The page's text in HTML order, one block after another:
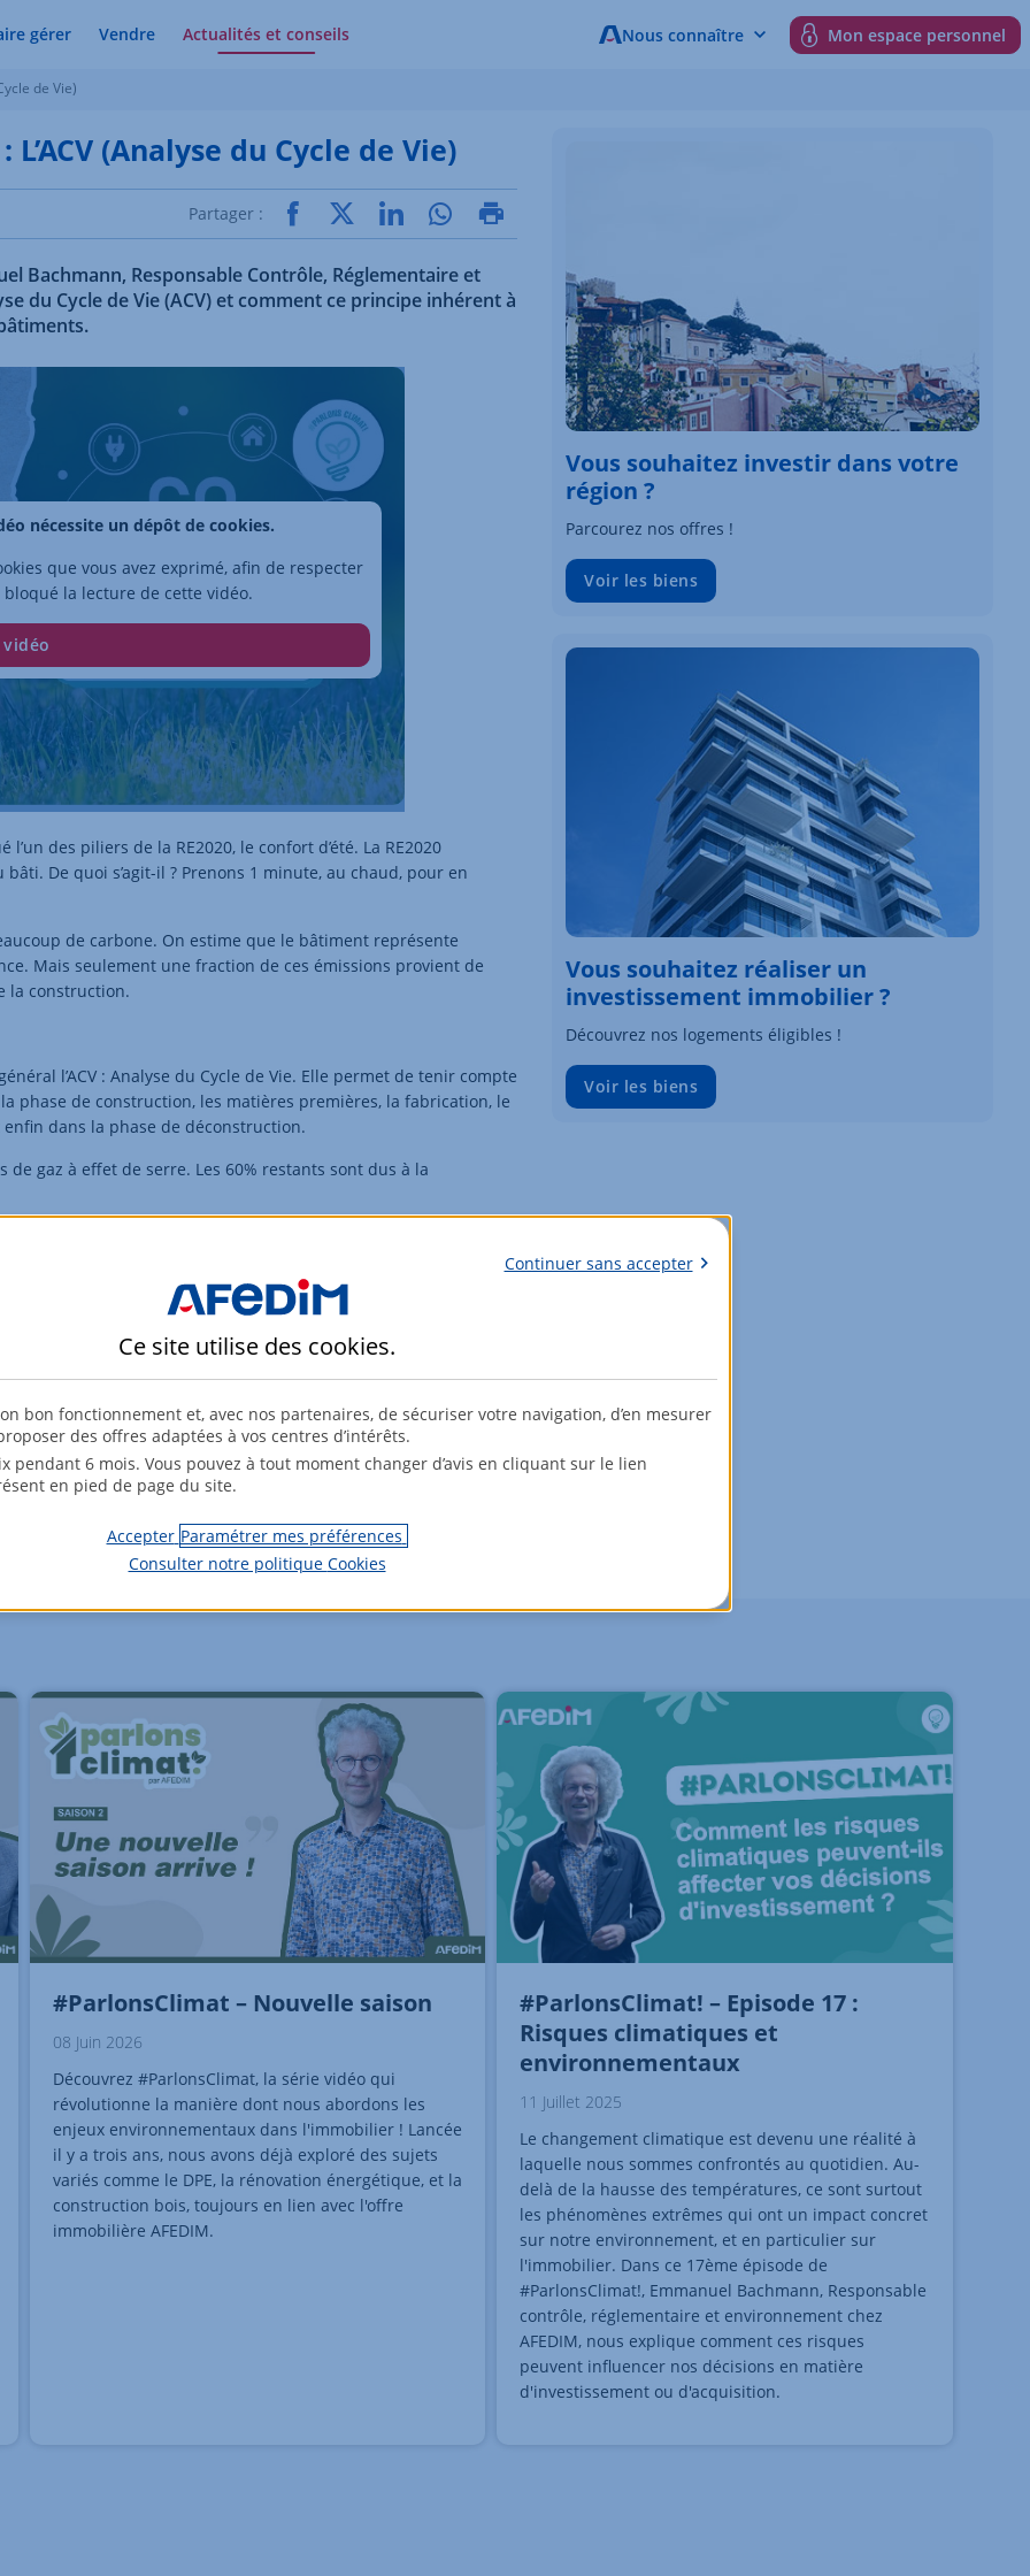
gérer Vendre Actualités et conseils Nous connaître Mon espace personnel
de Vie)
(Analyse du Cycle de Vie)
Partager :
Bachmann, Responsable Contrôle, Réglementaire et
du Cycle de Vie (ACV) et comment ce principe inhérent à
nécessite un dépôt de cookies.
que vous avez exprimé, afin de respecter
la lecture de cette vidéo.
des piliers de la RE2020, le confort d’été. La RE2020
De quoi s’agit-il ? Prenons 1 minute, au chaud, pour en
de carbone. On estime que le bâtiment représente
Mais seulement une fraction de ces émissions provient de
la construction.
l’ACV : Analyse du Cycle de Vie. Elle permet de tenir compte
phase de construction, les matières premières, la fabrication, le
dans la phase de déconstruction.
gaz à effet de serre. Les 60% restants sont dus à la
adaptés que d’autres pour atteindre cet objectif. Le bois par
Ça n’est pas la seule solution. Et cela n’est d’ailleurs pas
nous nous engageons à vous fournir toutes les informations sur
programmes que nous vous proposons.
Vous souhaitez investir dans votre
région ?
Parcourez nos offres !
Voir les biens
Vous souhaitez réaliser un
investissement immobilier ?
Découvrez nos logements éligibles !
Voir les biens
#ParlonsClimat – Nouvelle saison
08 Juin 2026
Découvrez #ParlonsClimat, la série vidéo qui
révolutionne la manière dont nous abordons les
enjeux environnementaux dans l'immobilier ! Lancée
il y a trois ans, nous avons déjà exploré des sujets
variés comme le DPE, la rénovation énergétique, et la
construction bois, toujours en lien avec l'offre
immobilière AFEDIM.
#ParlonsClimat! – Episode 17 :
Risques climatiques et
environnementaux
11 Juillet 2025
Le changement climatique est devenu une réalité à
laquelle nous sommes confrontés au quotidien. Au-
delà de la hausse des températures, ce sont surtout
les phénomènes extrêmes qui ont un impact concret
sur notre environnement, et en particulier sur
l'immobilier. Dans ce 17ème épisode de
#ParlonsClimat!, Emmanuel Bachmann, Responsable
contrôle, réglementaire et environnement chez
AFEDIM, nous explique comment ces risques
peuvent influencer nos décisions en matière
d'investissement ou d'acquisition.
Continuer sans accepter
Ce site utilise des cookies.
bon fonctionnement et, avec nos partenaires, de sécuriser votre navigation, d’en mesurer
des offres adaptées à vos centres d’intérêts.
pendant 6 mois. Vous pouvez à tout moment changer d’avis en cliquant sur le lien
en pied de page du site.
Accepter Paramétrer mes préférences
Consulter notre politique Cookies